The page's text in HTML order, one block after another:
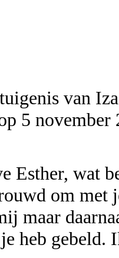
5 november
Esther, wat
om met
maar
heb gebeld.